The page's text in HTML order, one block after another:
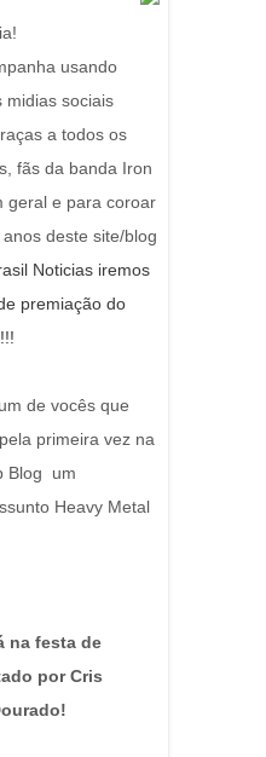
usando
midias sociais
a todos os
fãs da banda Iron
geral e para coroar
deste site/blog
Noticias iremos
premiação do
de vocês que
primeira vez na
Blog um
Heavy Metal
na festa de
por Cris